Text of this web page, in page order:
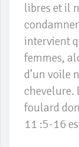
libres et il
intervient
femmes,
d’un voile
chevelure.
foulard
11 :5-16